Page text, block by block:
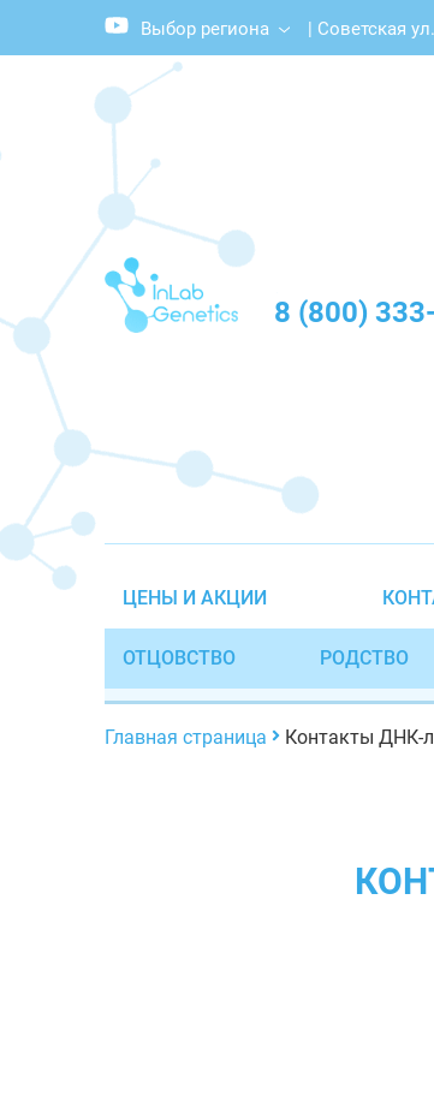
Выбор региона | Советская
8 (800)
ЦЕНЫ И АКЦИИ
ОТЦОВСТВО РОДСТВО
Главная страница Контакты ДНК-